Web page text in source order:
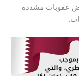
عقوبات مشددة